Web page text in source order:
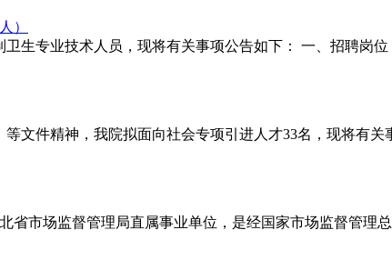
）
生专业技术人员，现将有关事项公告如下： 一、招聘岗
文件精神，我院拟面向社会专项引进人才33名，现将有
省市场监督管理局直属事业单位，是经国家市场监督管理